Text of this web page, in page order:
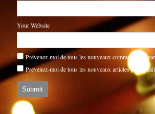
Your Website
Prévenez-moi de tous les nouveaux commentaires
Prévenez-moi de tous les nouveaux articles par e-